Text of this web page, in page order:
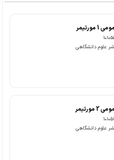
علوم دانشگاهی
علوم دانشگاهی